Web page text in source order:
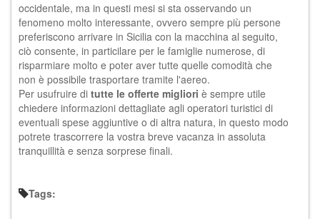
occidentale, ma in questi mesi si sta osservando un
fenomeno molto interessante, ovvero sempre più persone
preferiscono arrivare in Sicilia con la macchina al seguito,
ciò consente, in particilare per le famiglie numerose, di
risparmiare molto e poter aver tutte quelle comodità che
non è possibile trasportare tramite l'aereo.
Per usufruire di tutte le offerte migliori è sempre utile
chiedere informazioni dettagliate agli operatori turistici di
eventuali spese aggiuntive o di altra natura, in questo modo
potrete trascorrere la vostra breve vacanza in assoluta
tranquillità e senza sorprese finali.
Tags: